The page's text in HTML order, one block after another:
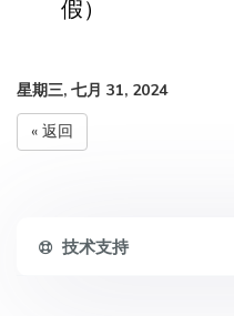
假）
星期三, 七月 31, 2024
« 返回
技术支持